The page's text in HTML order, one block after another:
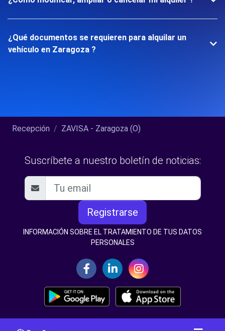
¿Qué documentos se requieren para alquilar un
vehículo en Zaragoza ?
Recepción ZAVISA - Zaragoza (O)
Suscríbete a nuestro boletín de noticias:
Registrarse
INFORMACIÓN SOBRE EL TRATAMIENTO DE TUS DATOS
PERSONALES